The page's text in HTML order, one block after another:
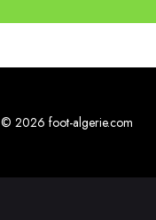
© 2026 foot-algerie.com